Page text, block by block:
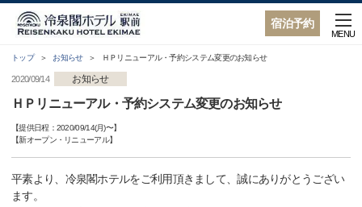
宿泊予約
MENU
トップ お知らせ ＨＰリニューアル・予約システム変更のお知らせ
2020/09/14 お知らせ
ＨＰリニューアル・予約システム変更のお知らせ
【提供日程： 2020/09/14(月)〜】
【新オープン・リニューアル】
平素より、冷泉閣ホテルをご利用頂きまして、誠にありがとうござい
ます。